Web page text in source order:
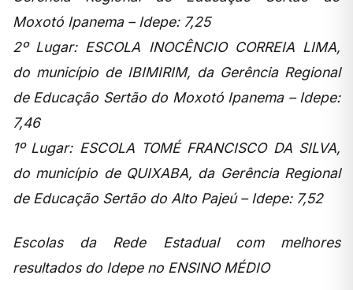
Moxotó Ipanema – Idepe: 7,25
2º Lugar: ESCOLA INOCÊNCIO CORREIA LIMA,
do município de IBIMIRIM, da Gerência Regional
de Educação Sertão do Moxotó Ipanema – Idepe:
7,46
1º Lugar: ESCOLA TOMÉ FRANCISCO DA SILVA,
do município de QUIXABA, da Gerência Regional
de Educação Sertão do Alto Pajeú – Idepe: 7,52
Escolas da Rede Estadual com melhores
resultados do Idepe no ENSINO MÉDIO